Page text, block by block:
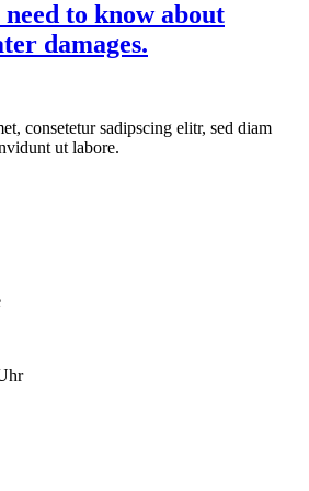
to know about
damages.
consetetur sadipscing elitr, sed diam
ut labore.